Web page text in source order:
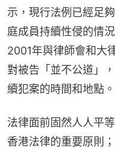
示，現行法例已經足
庭成員持續性侵的情
2001年與律師會和大
對被告「並不公道」
續犯案的時間和地點。
法律面前固然人人平
香港法律的重要原則